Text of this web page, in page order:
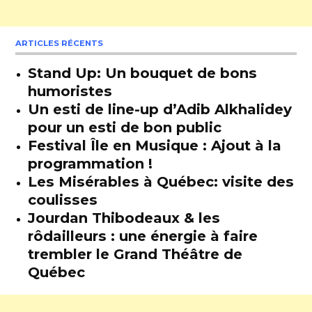
ARTICLES RÉCENTS
Stand Up: Un bouquet de bons
humoristes
Un esti de line-up d’Adib Alkhalidey
pour un esti de bon public
Festival Île en Musique : Ajout à la
programmation !
Les Misérables à Québec: visite des
coulisses
Jourdan Thibodeaux & les
rôdailleurs : une énergie à faire
trembler le Grand Théâtre de
Québec